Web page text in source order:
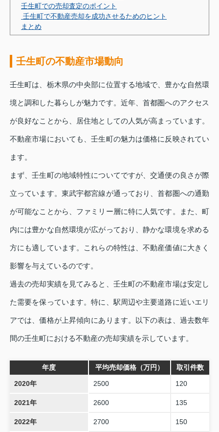
壬生町での売却査定のポイント
壬生町で不動産売却を成功させるためのヒント
まとめ
壬生町の不動産市場動向
壬生町は、栃木県の中央部に位置する地域で、豊かな自然環
境と調和した暮らしが魅力です。近年、首都圏へのアクセス
が良好なことから、居住地としての人気が高まっています。
不動産市場においても、壬生町の魅力は価格に反映されてい
ます。
まず、壬生町の地域特性についてですが、交通便の良さが際
立っています。東武宇都宮線が通っており、首都圏への通勤
が可能なことから、ファミリー層に特に人気です。また、町
内には豊かな自然環境が広がっており、静かな環境を求める
方にも適しています。これらの特性は、不動産価値に大きく
影響を与えているのです。
過去の売却実績を見てみると、壬生町の不動産市場は安定し
た需要を保っています。特に、駅周辺や主要道路に近いエリ
アでは、価格が上昇傾向にあります。以下の表は、過去数年
間の壬生町における不動産の売却実績を示しています。
年度 平均売却価格（万円） 取引件数
2020年 2500 120
2021年 2600 135
2022年 2700 150